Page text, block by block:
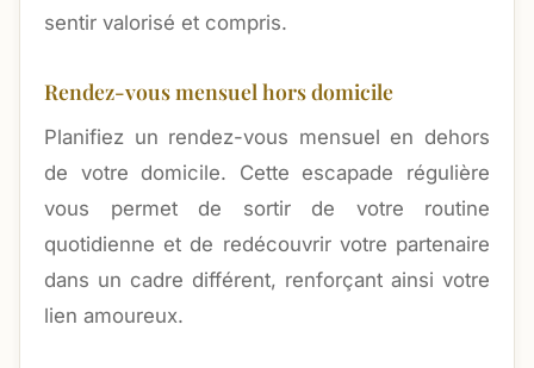
sentir valorisé et compris.
Rendez-vous mensuel hors domicile
Planifiez un rendez-vous mensuel en dehors
de votre domicile. Cette escapade régulière
vous permet de sortir de votre routine
quotidienne et de redécouvrir votre partenaire
dans un cadre différent, renforçant ainsi votre
lien amoureux.